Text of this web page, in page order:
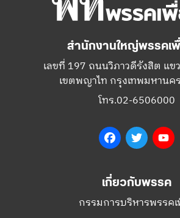
สำนักงานใหญ่พรรคเ
เลขที่ 197 ถนนวิภาวดีรังสิต แข
เขตพญาไท กรุงเทพมหานค
โทร.02-6506000
FacebookTwitter
เกี่ยวกับพรรค
กรรมการบริหารพรรค